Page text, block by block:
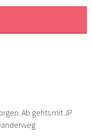
Ab gehts mit JP